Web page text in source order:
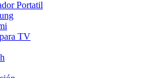
Portatil
TV